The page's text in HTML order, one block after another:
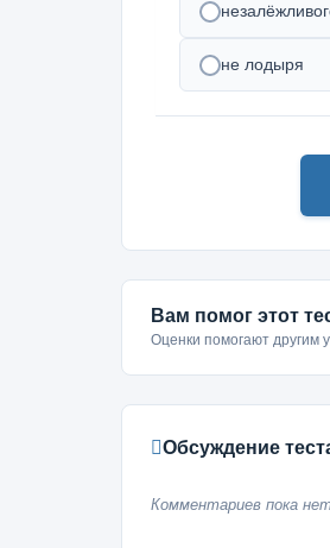
не лодыря
Вам помог этот
Оценки помогают другим
Обсуждение
Комментариев пока